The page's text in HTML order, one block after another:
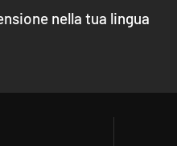
nella tua lingua